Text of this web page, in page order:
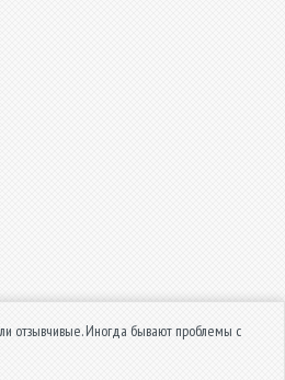
отзывчивые. Иногда бывают проблемы с